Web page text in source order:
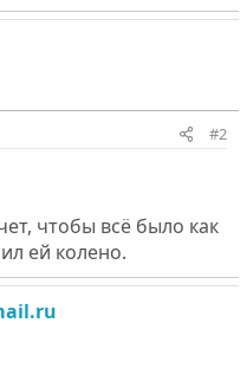
#2
чтобы всё было как
ей колено.